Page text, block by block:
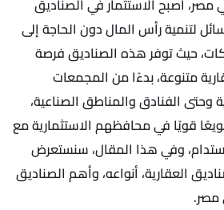
لتنمية رأس المال دون الحاجة إلى
حيث توفر هذه الصناديق فرصة
متنوعة، بدءًا من المجمعات
وحتى الفنادق والمناطق الصناعية،
قويًا في محافظهم الاستثمارية مع
وفي هذا المقال، سنستعرض
العقارية، أنواعه، وأهم الصناديق
مصر.